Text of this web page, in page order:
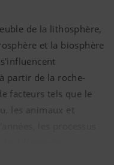
de la lithosphère,
et la biosphère
partir de la roche-
facteurs tels que le
les animaux et
de développement.